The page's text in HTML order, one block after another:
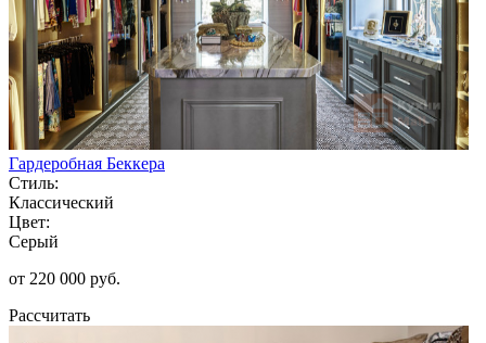
Гардеробная Беккера
Стиль:
Классический
Цвет:
Серый
от 220 000 руб.
Рассчитать